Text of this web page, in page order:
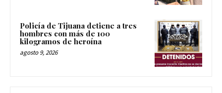
Policía de Tijuana detiene a tres
hombres con más de 100
kilogramos de heroína
agosto 9, 2026